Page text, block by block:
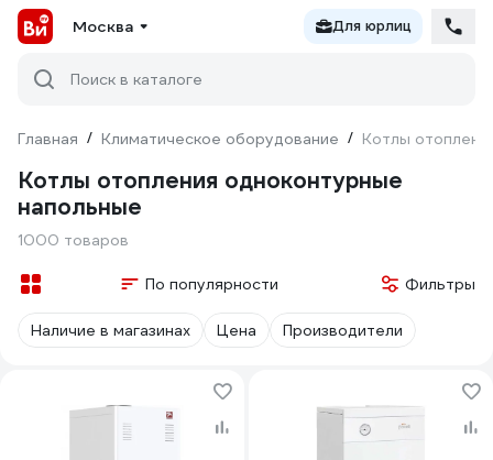
Москва Для юрлиц
Поиск в каталоге
Главная / Климатическое оборудование / Котлы
Котлы отопления одноконтурные
напольные
1000 товаров
По популярности Фильтры
Наличие в магазинах Цена Производители